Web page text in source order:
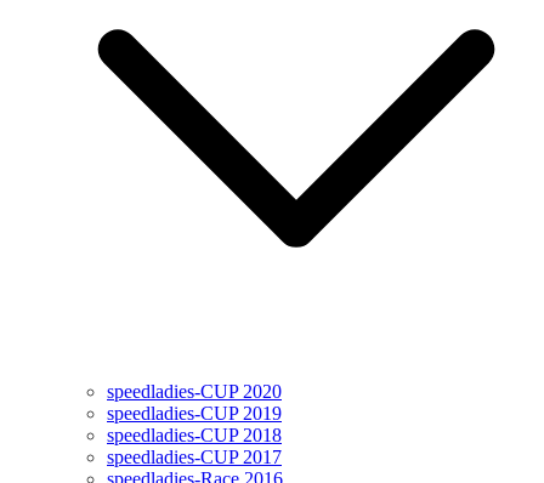
speedladies-CUP 2020
speedladies-CUP 2019
speedladies-CUP 2018
speedladies-CUP 2017